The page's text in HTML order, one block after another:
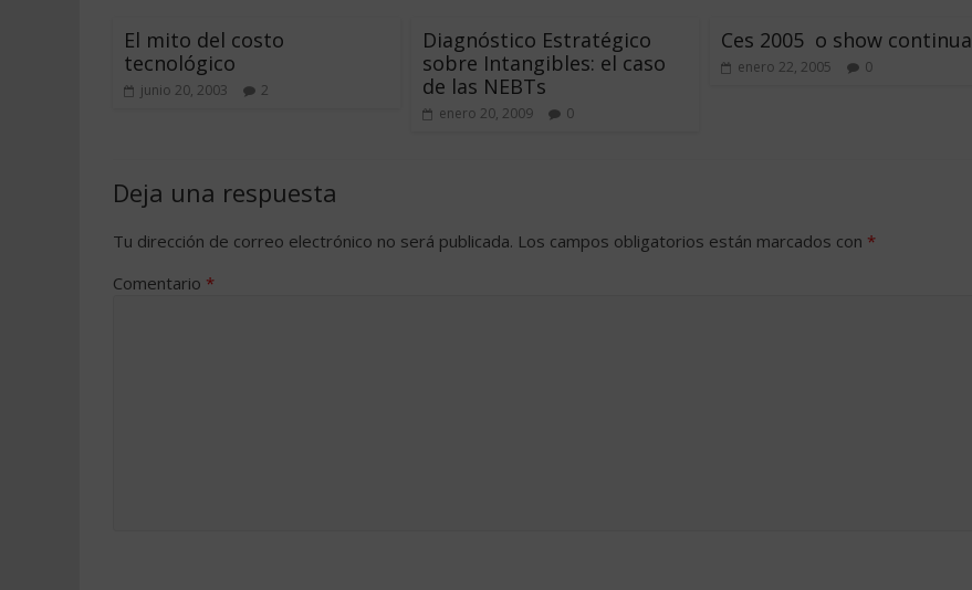
El mito del costo
tecnológico
junio 20, 2003 2
Diagnóstico Estratégico
sobre Intangibles: el caso
de las NEBTs
enero 20, 2009 0
Ces 2005  o show continua
enero 22, 2005 0
Deja una respuesta
Tu dirección de correo electrónico no será publicada. Los campos obligatorios están marcados con *
Comentario *